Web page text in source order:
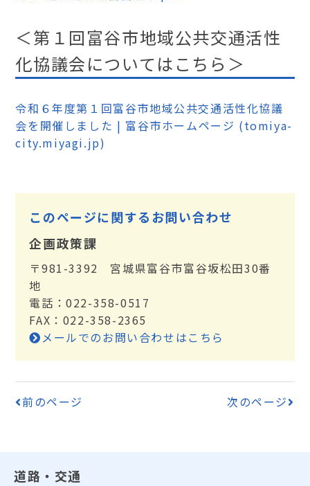
＜第１回富谷市地域公共交通活性
化協議会についてはこちら＞
令和６年度第１回富谷市地域公共交通活性化協議
会を開催しました | 富谷市ホームページ (tomiya-
city.miyagi.jp)
このページに関するお問い合わせ
企画政策課
〒981-3392 宮城県富谷市富谷坂松田30番
地
電話：022-358-0517
FAX：022-358-2365
メールでのお問い合わせはこちら
前のページ 次のページ
道路・交通